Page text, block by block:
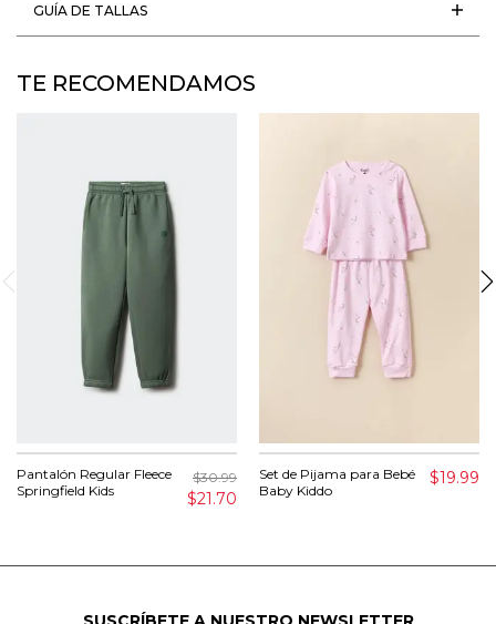
GUÍA DE TALLAS
TE RECOMENDAMOS
Pantalón Regular Fleece
Springfield Kids
$30.99
$21.70
Set de Pijama para Bebé
Baby Kiddo
$19.99